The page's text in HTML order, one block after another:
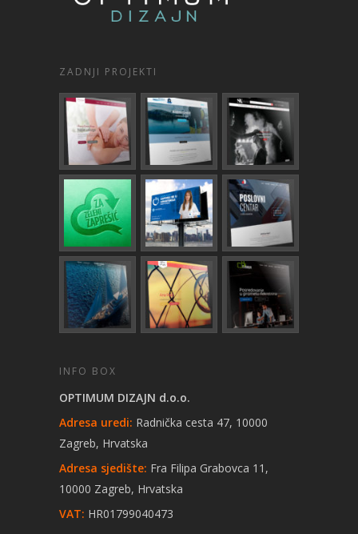
ZADNJI PROJEKTI
INFO BOX
OPTIMUM DIZAJN d.o.o.
Adresa uredi: Radnička cesta 47, 10000
Zagreb, Hrvatska
Adresa sjedište: Fra Filipa Grabovca 11,
10000 Zagreb, Hrvatska
VAT: HR01799040473